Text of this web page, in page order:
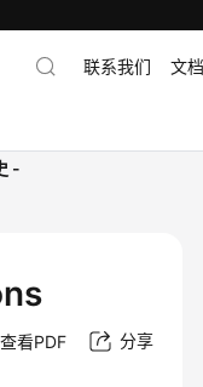
联系我们 文档
-
查看PDF 分享